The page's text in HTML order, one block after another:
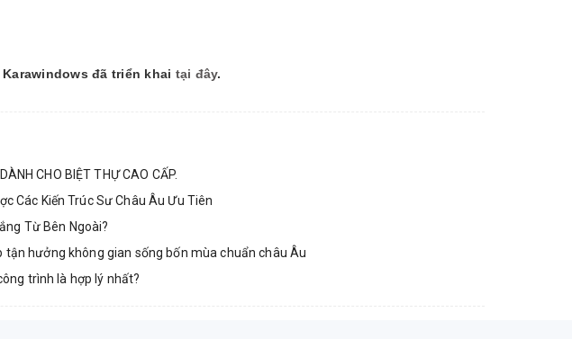
đã triển khai tại đây.
CHO BIỆT THỰ CAO CẤP.
Các Kiến Trúc Sư Châu Âu Ưu Tiên
Từ Bên Ngoài?
hưởng không gian sống bốn mùa chuẩn châu Âu
trình là hợp lý nhất?